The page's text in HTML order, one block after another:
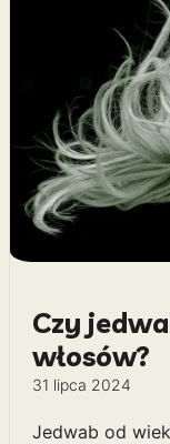
Czy
włosów?
31 lipca 2024
Jedwab od